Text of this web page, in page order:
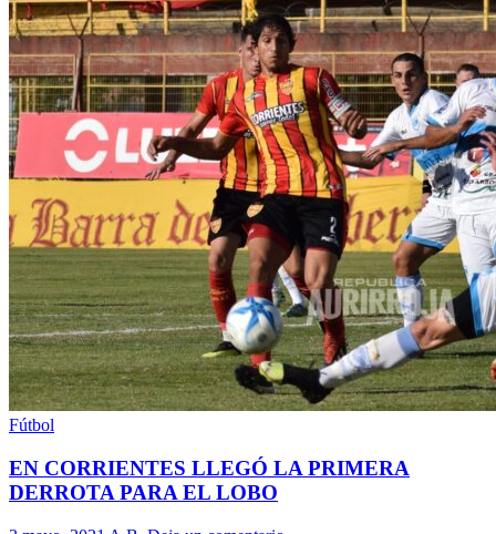
Fútbol
EN CORRIENTES LLEGÓ LA PRIMERA
DERROTA PARA EL LOBO